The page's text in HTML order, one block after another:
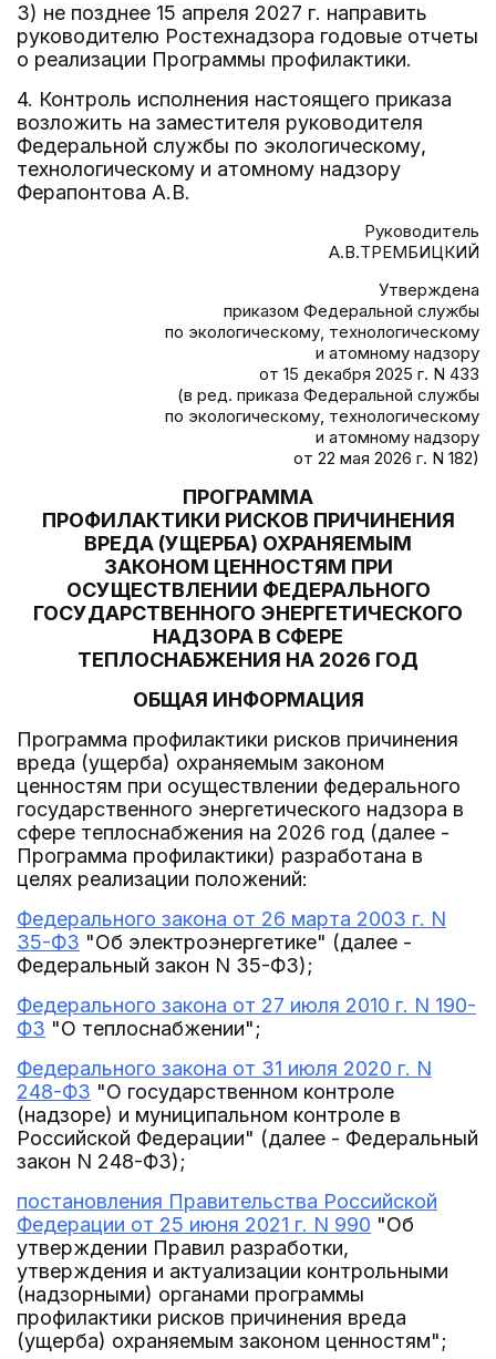
3) не позднее 15 апреля 2027 г. направить
руководителю Ростехнадзора годовые отчеты
о реализации Программы профилактики.
4. Контроль исполнения настоящего приказа
возложить на заместителя руководителя
Федеральной службы по экологическому,
технологическому и атомному надзору
Ферапонтова А.В.
Руководитель
А.В.ТРЕМБИЦКИЙ
Утверждена
приказом Федеральной службы
по экологическому, технологическому
и атомному надзору
от 15 декабря 2025 г. N 433
(в ред. приказа Федеральной службы
по экологическому, технологическому
и атомному надзору
от 22 мая 2026 г. N 182)
ПРОГРАММА
ПРОФИЛАКТИКИ РИСКОВ ПРИЧИНЕНИЯ
ВРЕДА (УЩЕРБА) ОХРАНЯЕМЫМ
ЗАКОНОМ ЦЕННОСТЯМ ПРИ
ОСУЩЕСТВЛЕНИИ ФЕДЕРАЛЬНОГО
ГОСУДАРСТВЕННОГО ЭНЕРГЕТИЧЕСКОГО
НАДЗОРА В СФЕРЕ
ТЕПЛОСНАБЖЕНИЯ НА 2026 ГОД
ОБЩАЯ ИНФОРМАЦИЯ
Программа профилактики рисков причинения
вреда (ущерба) охраняемым законом
ценностям при осуществлении федерального
государственного энергетического надзора в
сфере теплоснабжения на 2026 год (далее -
Программа профилактики) разработана в
целях реализации положений:
Федерального закона от 26 марта 2003 г. N
35-ФЗ "Об электроэнергетике" (далее -
Федеральный закон N 35-ФЗ);
Федерального закона от 27 июля 2010 г. N 190-
ФЗ "О теплоснабжении";
Федерального закона от 31 июля 2020 г. N
248-ФЗ "О государственном контроле
(надзоре) и муниципальном контроле в
Российской Федерации" (далее - Федеральный
закон N 248-ФЗ);
постановления Правительства Российской
Федерации от 25 июня 2021 г. N 990 "Об
утверждении Правил разработки,
утверждения и актуализации контрольными
(надзорными) органами программы
профилактики рисков причинения вреда
(ущерба) охраняемым законом ценностям";